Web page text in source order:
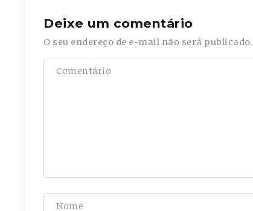
Deixe um comentário
O seu endereço de e-mail não será publicado.